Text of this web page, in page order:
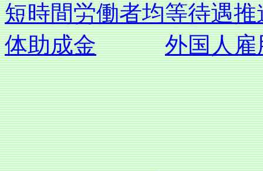
短時間労働者均等待遇
体助成金
外国人